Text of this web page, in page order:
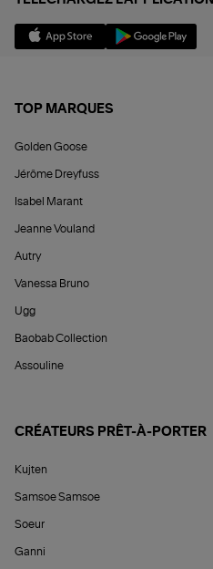
TOP MARQUES
Golden Goose
Jérôme Dreyfuss
Isabel Marant
Jeanne Vouland
Autry
Vanessa Bruno
Ugg
Baobab Collection
Assouline
CRÉATEURS PRÊT-À-PORTER
Kujten
Samsoe Samsoe
Soeur
Ganni